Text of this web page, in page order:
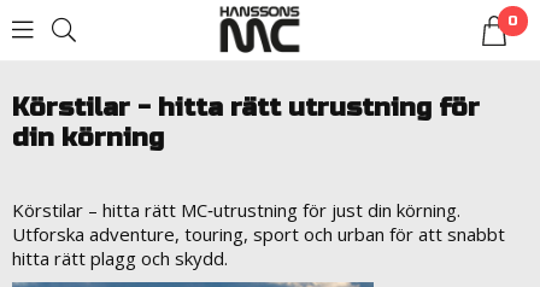
0
LOGGA IN
Körstilar - hitta rätt utrustning för
din körning
Körstilar – hitta rätt MC‑utrustning för just din körning.
Utforska adventure, touring, sport och urban för att snabbt
hitta rätt plagg och skydd.